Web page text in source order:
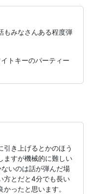
もみなさんある程度弾
トキーのパーティー
引き上げるとかのほう
ますが機械的に難しい
いのは話が弾んだ場
方とだと4分でも長い
ったと思います。